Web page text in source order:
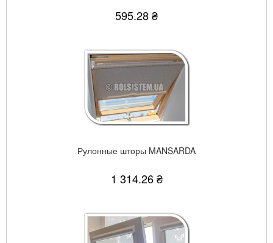
595.28 ₴
Рулонные шторы MANSARDA
1 314.26 ₴